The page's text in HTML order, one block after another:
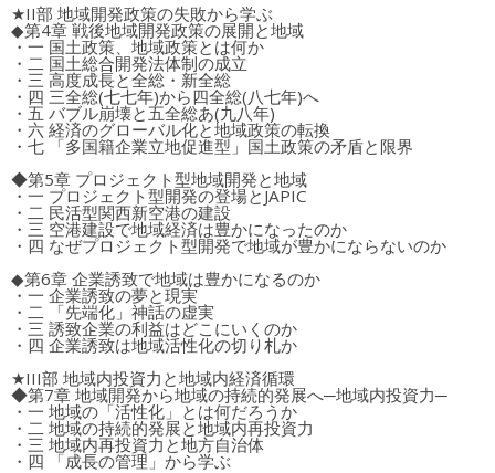
★II部 地域開発政策の失敗から学ぶ
◆第4章 戦後地域開発政策の展開と地域
・一 国土政策、地域政策とは何か
・二 国土総合開発法体制の成立
・三 高度成長と全総・新全総
・四 三全総(七七年)から四全総(八七年)へ
・五 バブル崩壊と五全総あ(九八年)
・六 経済のグローバル化と地域政策の転換
・七 「多国籍企業立地促進型」国土政策の矛盾と限界
◆第5章 プロジェクト型地域開発と地域
・一 プロジェクト型開発の登場とJAPIC
・二 民活型関西新空港の建設
・三 空港建設で地域経済は豊かになったのか
・四 なぜプロジェクト型開発で地域が豊かにならないのか
◆第6章 企業誘致で地域は豊かになるのか
・一 企業誘致の夢と現実
・二 「先端化」神話の虚実
・三 誘致企業の利益はどこにいくのか
・四 企業誘致は地域活性化の切り札か
★III部 地域内投資力と地域内経済循環
◆第7章 地域開発から地域の持続的発展へ─地域内投資力─
・一 地域の「活性化」とは何だろうか
・二 地域の持続的発展と地域内再投資力
・三 地域内再投資力と地方自治体
・四 「成長の管理」から学ぶ